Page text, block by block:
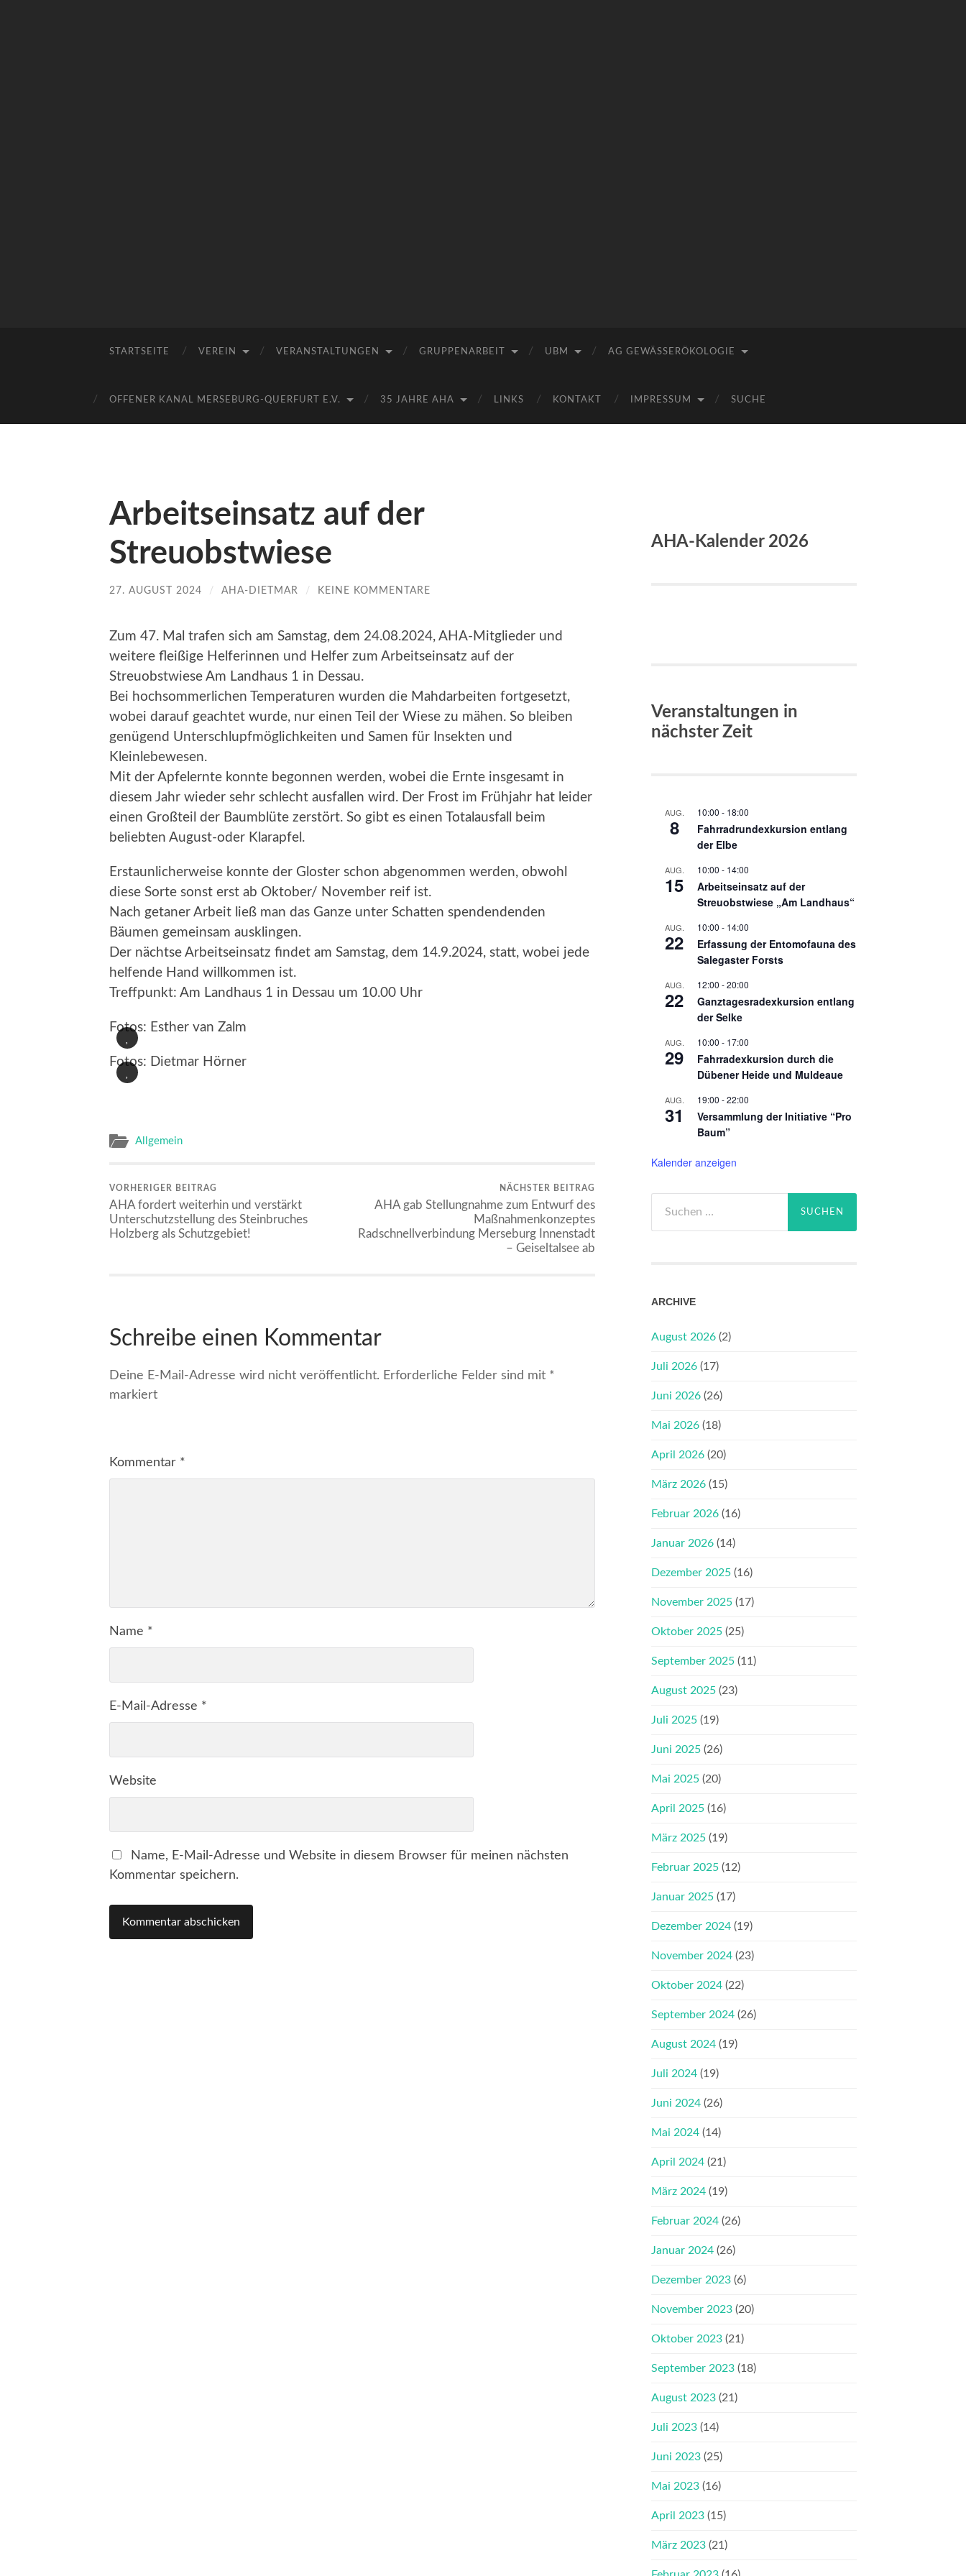
e.V.
STARTSEITE VEREIN VERANSTALTUNGEN GRUPPENARBEIT UBM AG GEWÄSSERÖKOLOGIE
OFFENER KANAL MERSEBURG-QUERFURT E.V. 35 JAHRE AHA LINKS KONTAKT IMPRESSUM SUCHE
Arbeitseinsatz auf der
Streuobstwiese
27. AUGUST 2024 / AHA-DIETMAR / KEINE KOMMENTARE
Zum 47. Mal trafen sich am Samstag, dem 24.08.2024, AHA-Mitglieder und
weitere fleißige Helferinnen und Helfer zum Arbeitseinsatz auf der
Streuobstwiese Am Landhaus 1 in Dessau.
Bei hochsommerlichen Temperaturen wurden die Mahdarbeiten fortgesetzt,
wobei darauf geachtet wurde, nur einen Teil der Wiese zu mähen. So bleiben
genügend Unterschlupfmöglichkeiten und Samen für Insekten und
Kleinlebewesen.
Mit der Apfelernte konnte begonnen werden, wobei die Ernte insgesamt in
diesem Jahr wieder sehr schlecht ausfallen wird. Der Frost im Frühjahr hat leider
einen Großteil der Baumblüte zerstört. So gibt es einen Totalausfall beim
beliebten August-oder Klarapfel.
Erstaunlicherweise konnte der Gloster schon abgenommen werden, obwohl
diese Sorte sonst erst ab Oktober/ November reif ist.
Nach getaner Arbeit ließ man das Ganze unter Schatten spendendenden
Bäumen gemeinsam ausklingen.
Der nächtse Arbeitseinsatz findet am Samstag, dem 14.9.2024, statt, wobei jede
helfende Hand willkommen ist.
Treffpunkt: Am Landhaus 1 in Dessau um 10.00 Uhr
Fotos: Esther van Zalm
Fotos: Dietmar Hörner
Allgemein
VORHERIGER BEITRAG
AHA fordert weiterhin und verstärkt
Unterschutzstellung des Steinbruches
Holzberg als Schutzgebiet!
NÄCHSTER BEITRAG
AHA gab Stellungnahme zum Entwurf des
Maßnahmenkonzeptes
Radschnellverbindung Merseburg Innenstadt
– Geiseltalsee ab
Schreibe einen Kommentar
Deine E-Mail-Adresse wird nicht veröffentlicht. Erforderliche Felder sind mit *
markiert
Kommentar *
Name *
E-Mail-Adresse *
Website
Name, E-Mail-Adresse und Website in diesem Browser für meinen nächsten
Kommentar speichern.
AHA-Kalender 2026
Veranstaltungen in
nächster Zeit
AUG.
8
10:00 - 18:00
Fahrradrundexkursion entlang
der Elbe
AUG.
15
10:00 - 14:00
Arbeitseinsatz auf der
Streuobstwiese „Am Landhaus“
AUG.
22
10:00 - 14:00
Erfassung der Entomofauna des
Salegaster Forsts
AUG.
22
12:00 -20:00
Ganztagesradexkursion entlang
der Selke
AUG.
29
10:00 - 17:00
Fahrradexkursion durch die
Dübener Heide und Muldeaue
AUG.
31
19:00 -22:00
Versammlung der Initiative “Pro
Baum”
Kalender anzeigen
nach:
ARCHIVE
August 2026 (2)
Juli 2026 (17)
Juni 2026 (26)
Mai 2026 (18)
April 2026 (20)
März 2026 (15)
Februar 2026 (16)
Januar 2026 (14)
Dezember 2025 (16)
November 2025 (17)
Oktober 2025 (25)
September 2025 (11)
August 2025 (23)
Juli 2025 (19)
Juni 2025 (26)
Mai 2025 (20)
April 2025 (16)
März 2025 (19)
Februar 2025 (12)
Januar 2025 (17)
Dezember 2024 (19)
November 2024 (23)
Oktober 2024 (22)
September 2024 (26)
August 2024 (19)
Juli 2024 (19)
Juni 2024 (26)
Mai 2024 (14)
April 2024 (21)
März 2024 (19)
Februar 2024 (26)
Januar 2024 (26)
Dezember 2023 (6)
November 2023 (20)
Oktober 2023 (21)
September 2023 (18)
August 2023 (21)
Juli 2023 (14)
Juni 2023 (25)
Mai 2023 (16)
April 2023 (15)
März 2023 (21)